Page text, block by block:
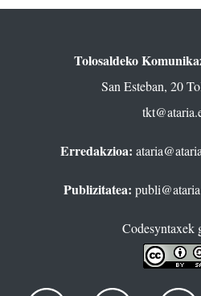
Tolosaldeko
San Esteban, 20
Erredakzioa:
Publizitatea:
Codesyntaxek